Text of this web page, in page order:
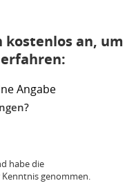
kostenlos an,
Angabe
habe die
Kenntnis genommen.